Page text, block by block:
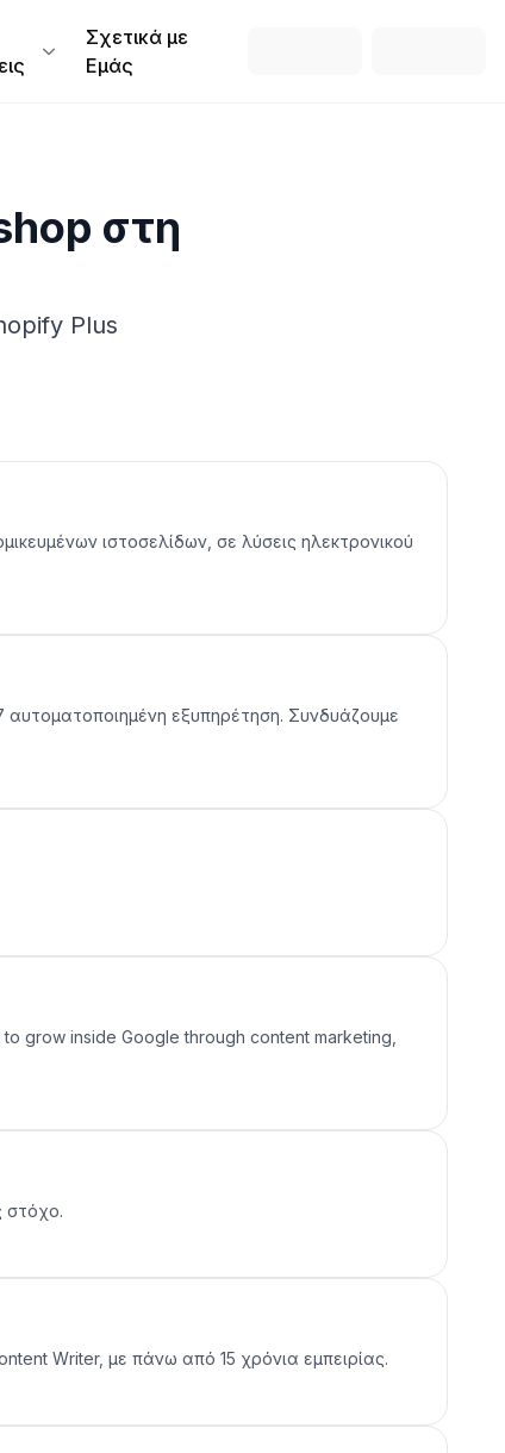
Σχετικά με
Εμάς
στη
Plus
ιστοσελίδων, σε λύσεις ηλεκτρονικού
εξυπηρέτηση. Συνδυάζουμε
grow inside Google through content marketing,
στόχο.
Writer, με πάνω από 15 χρόνια εμπειρίας.